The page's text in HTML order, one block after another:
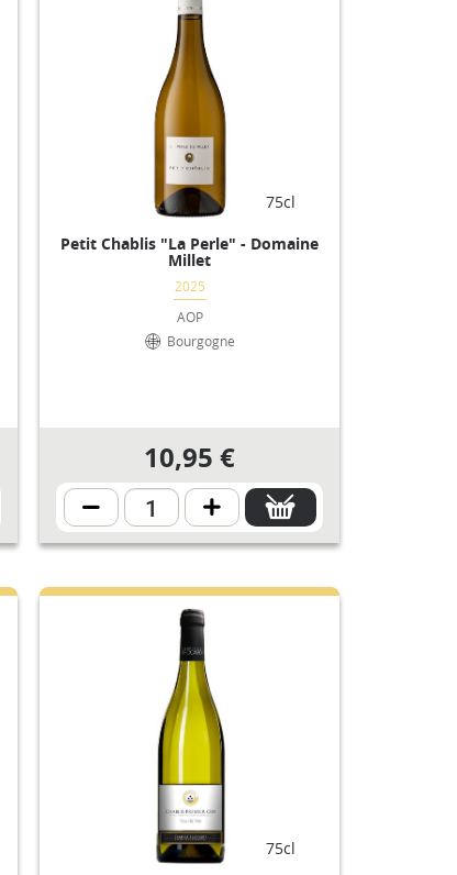
75cl
Petit Chablis "La Perle" - Domaine
Millet
2025
AOP
Bourgogne
10,95 €
75cl